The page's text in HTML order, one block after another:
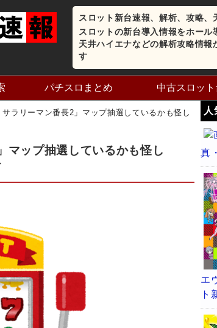
スロット新台速報、解析、攻略、
スロットの新台導入情報をホール
天井ハイエナなどの解析攻略情報
す
パチスロまとめ 中古スロッ
ラリーマン番長2」マップ抽選しているかも怪し
マップ抽選しているかも怪し
真
エ
ト